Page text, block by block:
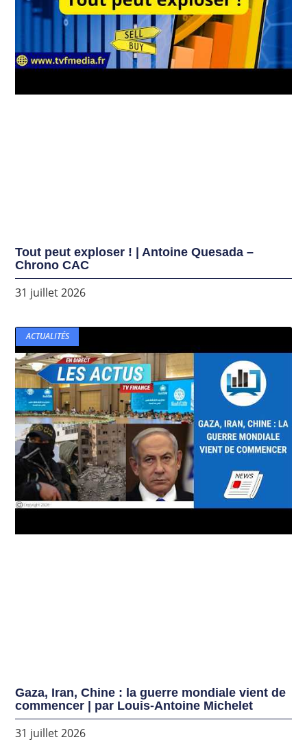
Tout peut exploser ! | Antoine Quesada –
Chrono CAC
31 juillet 2026
ACTUALITÉS
Gaza, Iran, Chine : la guerre mondiale vient de
commencer | par Louis-Antoine Michelet
31 juillet 2026